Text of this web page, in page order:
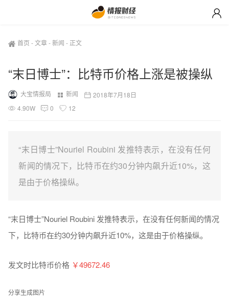
首页 -文章-新闻 - 正文
“末日博士”：比特币价格上涨是被操纵
大宝情报局 新闻
2018年7月18日
4.90W
0 12
“末日博士”Nouriel Roubini 发推特表示，在没有任何
新闻的情况下，比特币在约30分钟内飙升近10%，这
是由于价格操纵。
“末日博士”Nouriel Roubini 发推特表示，在没有任何新闻的情况
下，比特币在约30分钟内飙升近10%，这是由于价格操纵。
发文时比特币价格 ￥49672.46
分享生成图片